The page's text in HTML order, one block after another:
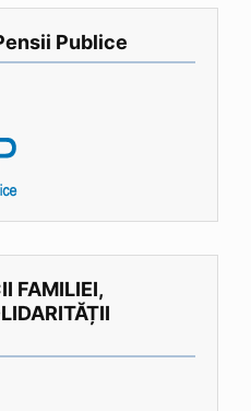
Publice
FAMILIEI,